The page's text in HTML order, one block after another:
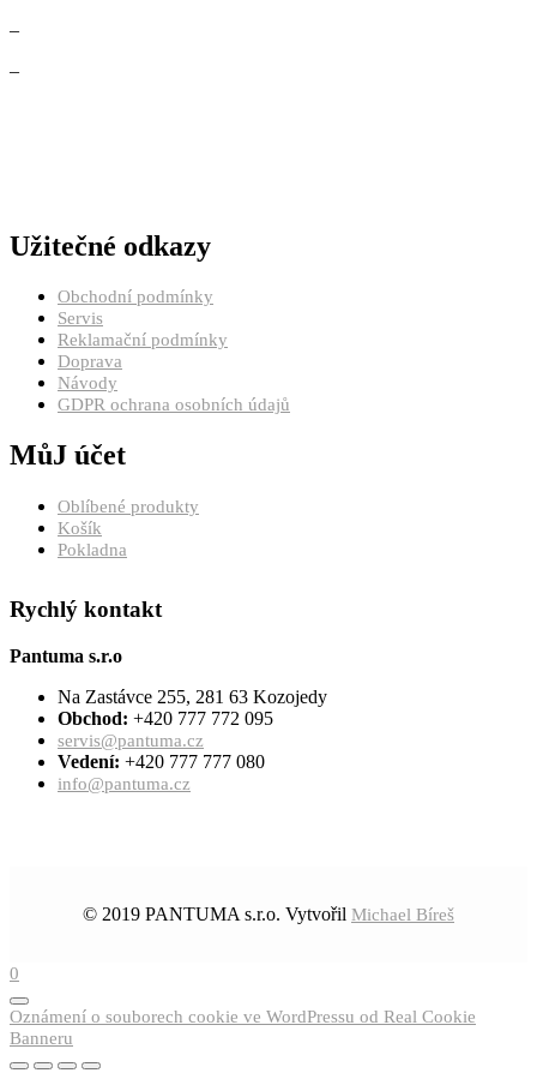
–
–
Užitečné odkazy
Obchodní podmínky
Servis
Reklamační podmínky
Doprava
Návody
GDPR ochrana osobních údajů
MůJ účet
Oblíbené produkty
Košík
Pokladna
Rychlý kontakt
Pantuma s.r.o
Na Zastávce 255, 281 63 Kozojedy
Obchod: +420 777 772 095
servis@pantuma.cz
Vedení: +420 777 777 080
info@pantuma.cz
© 2019 PANTUMA s.r.o. Vytvořil Michael Bíreš
0
Oznámení o souborech cookie ve WordPressu od Real Cookie
Banneru